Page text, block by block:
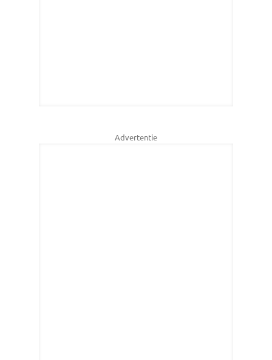
Advertentie